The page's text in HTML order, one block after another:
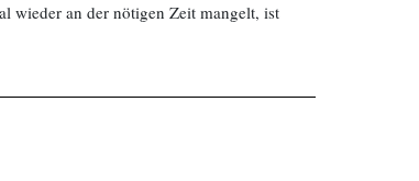
wieder an der nötigen Zeit mangelt, ist